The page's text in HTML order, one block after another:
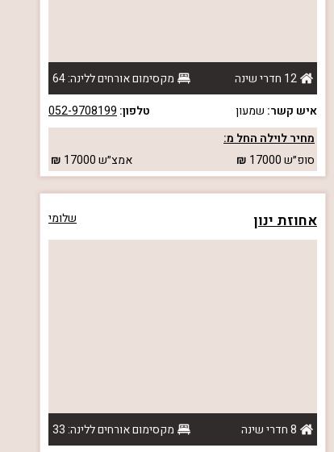
12 חדרי שינה
מקסימום אורחים ללינה: 64
איש קשר: שמעון טלפון: 052-9708199
מחיר לוילה החל מ:
סופ״ש17000 אמצ״ש17000
אחוזת ינון שלומי
8 חדרי שינה
מקסימום אורחים ללינה: 33